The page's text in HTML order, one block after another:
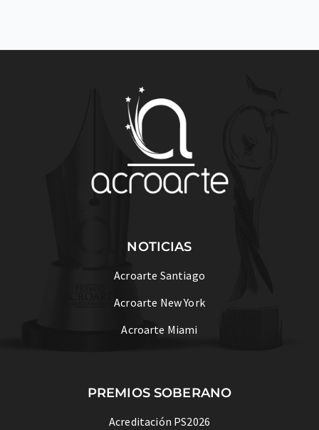
NOTICIAS
Acroarte Santiago
Acroarte New York
Acroarte Miami
PREMIOS SOBERANO
Acreditación PS2026